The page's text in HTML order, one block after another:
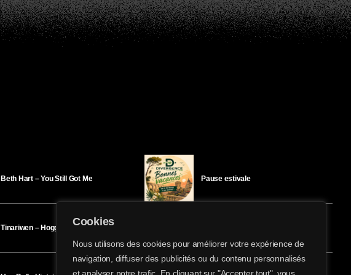
Cookies
Nous utilisons des cookies pour améliorer votre expérience de
navigation, diffuser des publicités ou du contenu personnalisés
share
2
email
Beth Hart – You Still Got Me
Tinariwen – Hoggar
Pause estivale